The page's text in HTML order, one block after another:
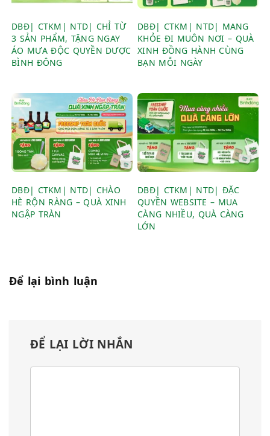
DBĐ| CTKM| NTD| CHỈ TỪ
3 SẢN PHẨM, TẶNG NGAY
ÁO MƯA ĐỘC QUYỀN DƯỢC
BÌNH ĐÔNG
DBĐ| CTKM| NTD| MANG
KHỎE ĐI MUÔN NƠI – QUÀ
XINH ĐỒNG HÀNH CÙNG
BẠN MỖI NGÀY
DBĐ| CTKM| NTD| CHÀO
HÈ RỘN RÀNG – QUÀ XINH
NGẬP TRÀN
DBĐ| CTKM| NTD| ĐẶC
QUYỀN WEBSITE – MUA
CÀNG NHIỀU, QUÀ CÀNG
LỚN
Để lại bình luận
ĐỂ LẠI LỜI NHẮN